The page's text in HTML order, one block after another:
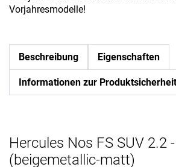
Vorjahresmodelle!
Beschreibung Eigenschaften
Informationen zur Produktsicherheit
Hercules Nos FS SUV 2.2
(beigemetallic-matt)